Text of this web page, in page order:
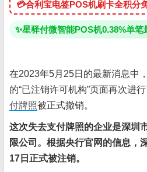
💳合利宝电签POS机刷卡全积分
✨星驿付微智能POS机0.38%单笔
在2023年5月25日的最新消息中
的“已注销许可机构”页面再次进
付牌照被正式撤销。
这次失去支付牌照的企业是深圳
限公司。根据央行官网的信息，
17日正式被注销。